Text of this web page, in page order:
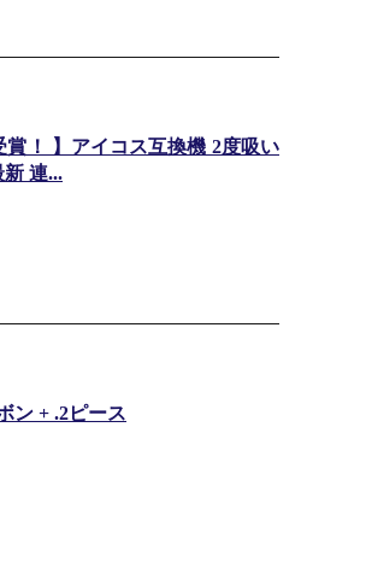
賞！ 】アイコス互換機 2度吸い
連...
ン + .2ピース